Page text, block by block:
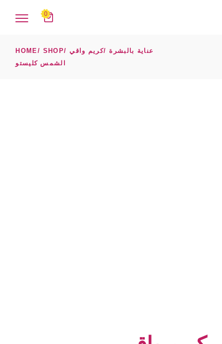
0
HOME SHOP عناية بالبشرة
كريم واقي
الشمس كليستو